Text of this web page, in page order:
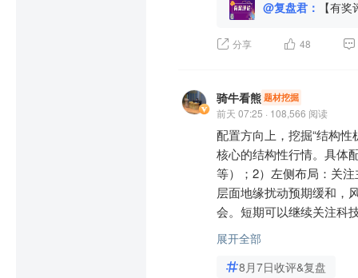
核心支撑逻辑主要有三
好逐步回升，叠加8月以
尾声，部分行业业绩超预
值合理回升。
中长期来看，市场将逐步
结构分化”的特征。需关
分高位板块估值过高带来
二、核心上涨板块机会
（一）科技成长主线：
@复盘君： 【有
分享 48
骑牛看熊 题材挖掘
前天 07:25 · 108,566 阅读
配置方向上，挖掘“结构
核心的结构性行情。具体
等）；2）左侧布局：关
层面地缘扰动预期缓和，
会。短期可以继续关注科
主力净流入行业板块前五
国产芯片，健康中国，
展开全部
8月7日收评&复盘